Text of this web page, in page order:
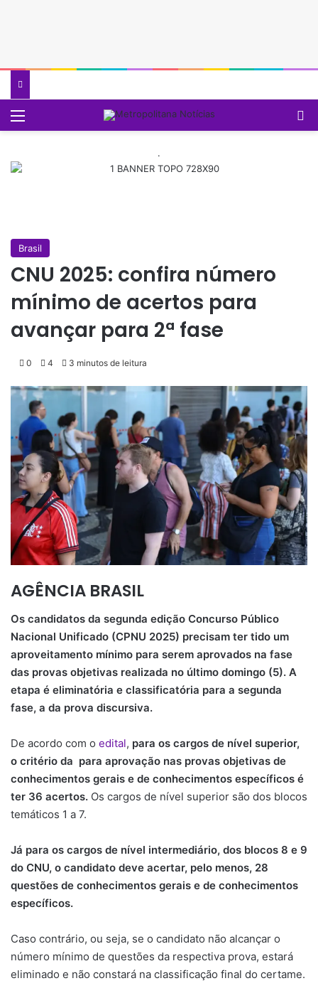
.
Brasil
CNU 2025: confira número
mínimo de acertos para
avançar para 2ª fase
0 4 3 minutos de leitura
AGÊNCIA BRASIL
Os candidatos da segunda edição Concurso Público
Nacional Unificado (CPNU 2025) precisam ter tido um
aproveitamento mínimo para serem aprovados na fase
das provas objetivas realizada no último domingo (5). A
etapa é eliminatória e classificatória para a segunda
fase, a da prova discursiva.
De acordo com o edital, para os cargos de nível superior,
o critério da para aprovação nas provas objetivas de
conhecimentos gerais e de conhecimentos específicos é
ter 36 acertos. Os cargos de nível superior são dos blocos
temáticos 1 a 7.
Já para os cargos de nível intermediário, dos blocos 8 e 9
do CNU, o candidato deve acertar, pelo menos, 28
questões de conhecimentos gerais e de conhecimentos
específicos.
Caso contrário, ou seja, se o candidato não alcançar o
número mínimo de questões da respectiva prova, estará
eliminado e não constará na classificação final do certame.